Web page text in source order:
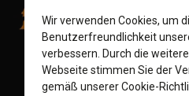
Wir verwenden Cookies, um
Benutzerfreundlichkeit
verbessern. Durch die
Webseite stimmen Sie der
gemäß unserer Cookie-